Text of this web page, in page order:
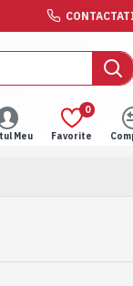
Meu Favorite
0